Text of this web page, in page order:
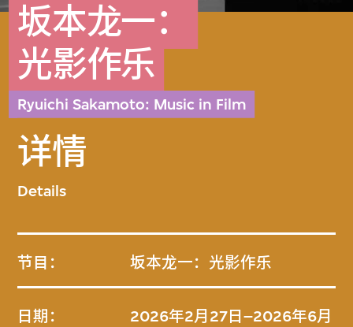
坂本龙一：
光影作乐
Ryuichi Sakamoto: Music in Film
详情
Details
节目： 坂本龙一：光影作乐
日期：
2026年2月27日–2026年6月